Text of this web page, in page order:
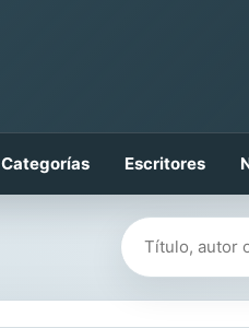
Categorías Escritores
Buscar libros